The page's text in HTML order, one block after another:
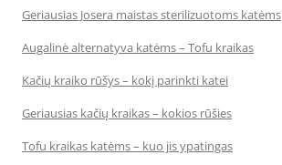
Geriausias Josera maistas sterilizuotoms katėms
Augalinė alternatyva katėms – Tofu kraikas
Kačių kraiko rūšys – kokį parinkti katei
Geriausias kačių kraikas – kokios rūšies
Tofu kraikas katėms – kuo jis ypatingas